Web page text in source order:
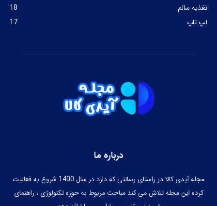
تغذیه سالم
18
لپ تاپ
17
درباره ما
مجله آیدی کالا در راستای رسالتی که دارد در سال 1400 شروع به فعالیت
کرده این مجله تلاش می کند مباحث مربوط به حوزه تکنولوژی ، راهنمای